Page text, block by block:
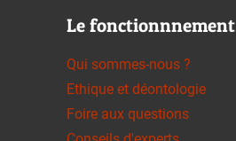
Le fonctionnnement
Qui sommes-nous ?
Ethique et déontologie
Foire aux questions